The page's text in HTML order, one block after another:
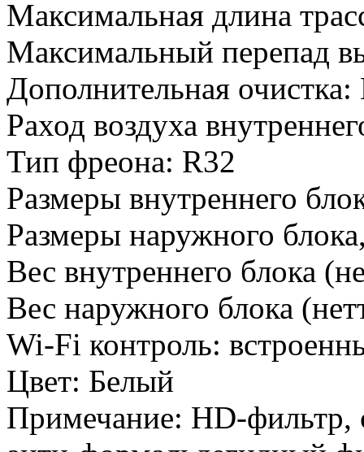
Максимальная длина
Максимальный перепад
Дополнительная очистка:
Раход воздуха
Тип фреона: R32
Размеры внутреннего
Размеры наружного
Вес внутреннего блока
Вес наружного блока
Wi-Fi контроль:
Цвет: Белый
Примечание: HD-фильтр,